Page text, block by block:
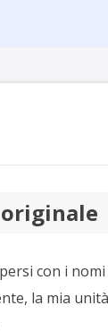
con i
la mia